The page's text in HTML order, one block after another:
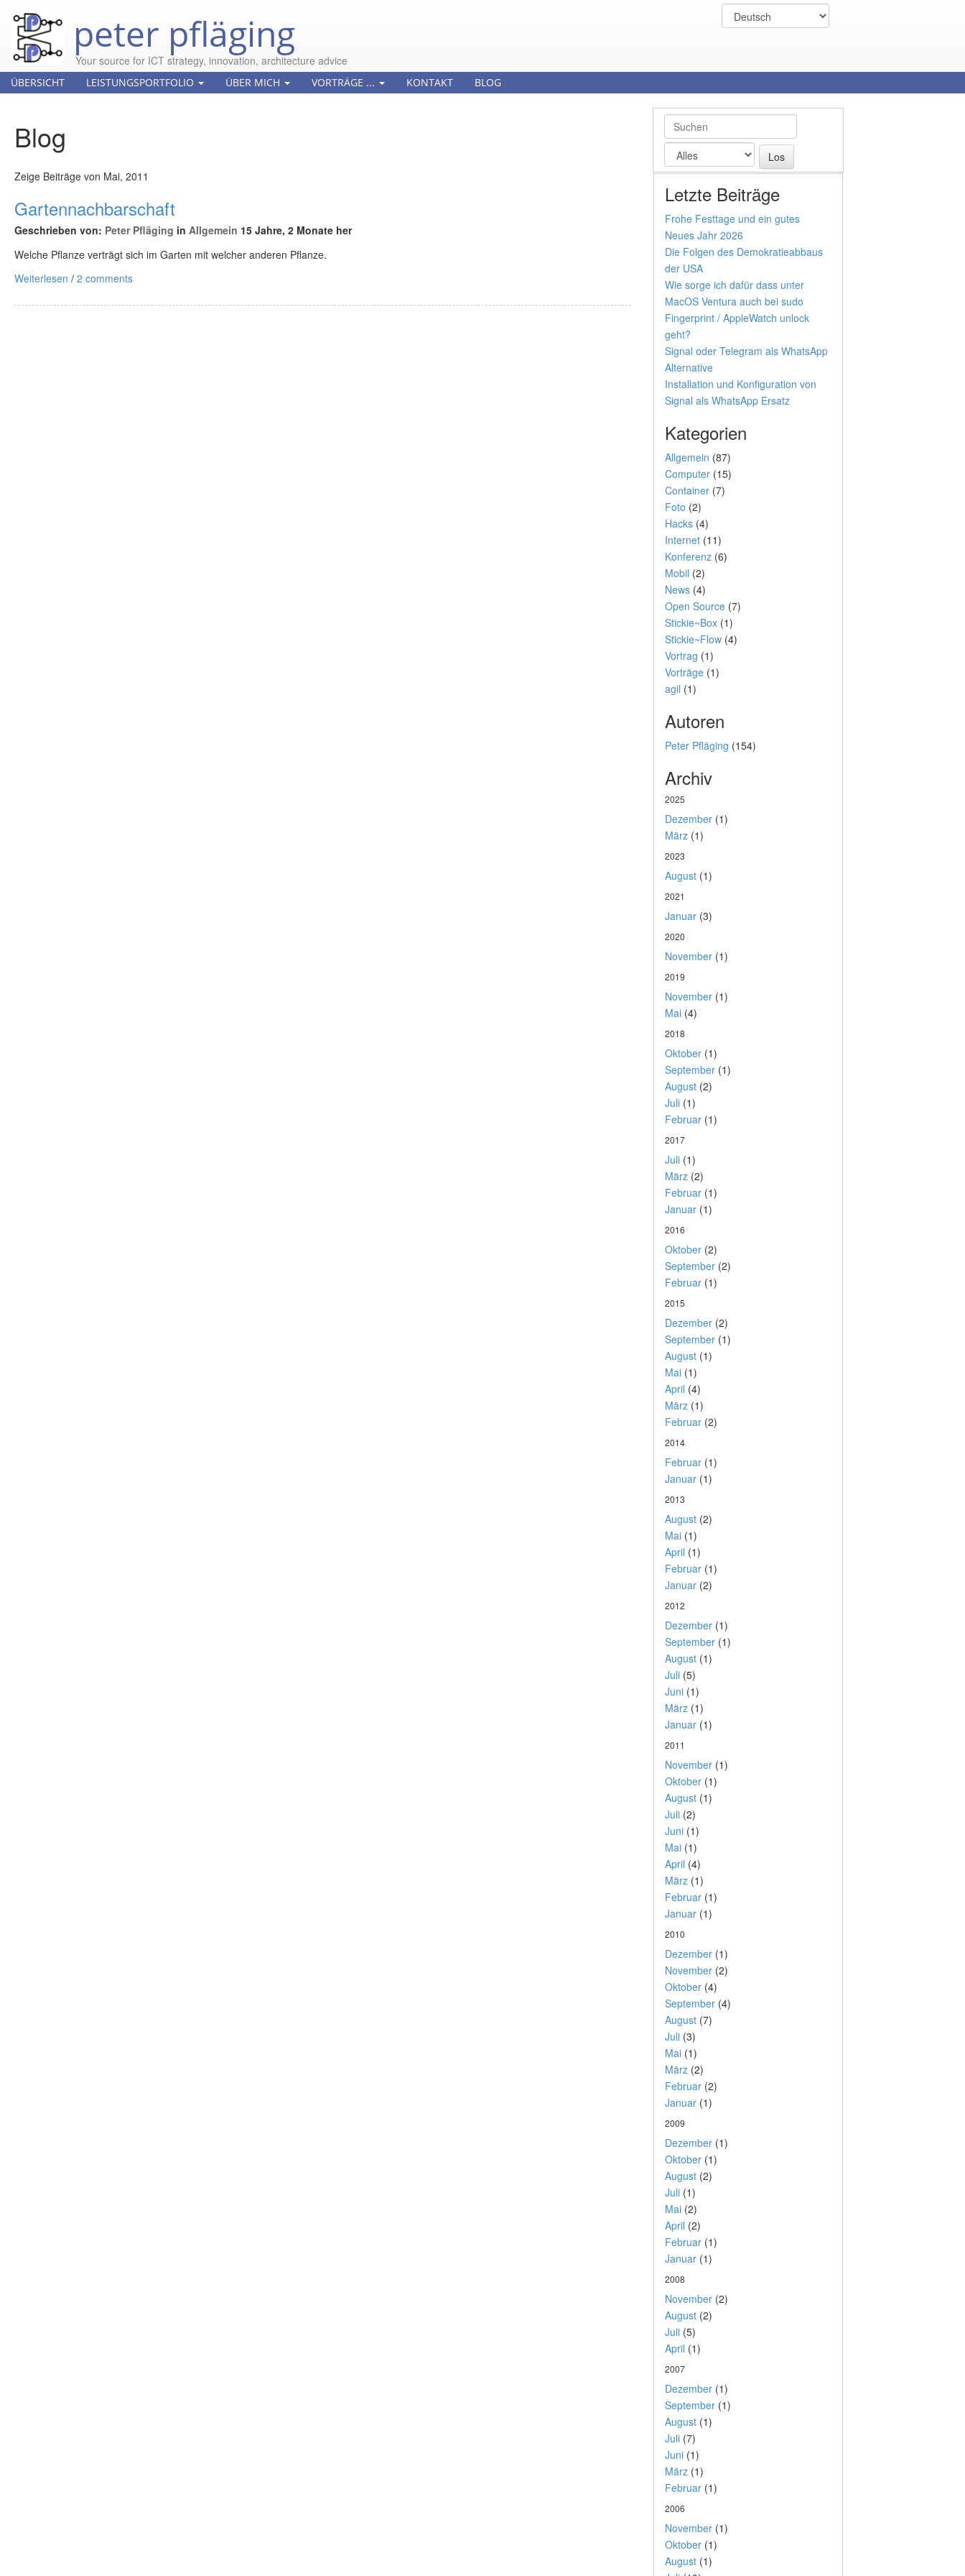
peter pfläging
Your source for ICT strategy, innovation, architecture advice
ÜBERSICHT LEISTUNGSPORTFOLIO ÜBER MICH VORTRÄGE ... KONTAKT BLOG
Blog
Zeige Beiträge von Mai, 2011
Gartennachbarschaft
Geschrieben von: Peter Pfläging in Allgemein 15 Jahre, 2 Monate her
Welche Pflanze verträgt sich im Garten mit welcher anderen Pflanze.
Weiterlesen / 2 comments
Letzte Beiträge
Frohe Festtage und ein gutes
Neues Jahr 2026
Die Folgen des Demokratieabbaus
der USA
Wie sorge ich dafür dass unter
MacOS Ventura auch bei sudo
Fingerprint / AppleWatch unlock
geht?
Signal oder Telegram als WhatsApp
Alternative
Installation und Konfiguration von
Signal als WhatsApp Ersatz
Kategorien
Allgemein (87)
Computer(15)
Container(7)
Foto (2)
Hacks(4)
Internet(11)
Konferenz(6)
Mobil (2)
News(4)
Open Source(7)
Stickie~Box(1)
Stickie~Flow(4)
Vortrag (1)
Vorträge(1)
agil (1)
Autoren
Peter Pfläging (154)
Archiv
2025
Dezember(1)
März(1)
2023
August(1)
2021
Januar(3)
2020
November(1)
2019
November(1)
Mai(4)
2018
Oktober(1)
September(1)
August(2)
Juli(1)
Februar(1)
2017
Juli(1)
März(2)
Februar(1)
Januar(1)
2016
Oktober(2)
September(2)
Februar(1)
2015
Dezember(2)
September(1)
August(1)
Mai(1)
April (4)
März(1)
Februar(2)
2014
Februar(1)
Januar(1)
2013
August(2)
Mai(1)
April (1)
Februar(1)
Januar(2)
2012
Dezember(1)
September(1)
August(1)
Juli(5)
Juni(1)
März(1)
Januar(1)
2011
November(1)
Oktober(1)
August(1)
Juli(2)
Juni(1)
Mai(1)
April (4)
März(1)
Februar(1)
Januar(1)
2010
Dezember(1)
November(2)
Oktober(4)
September(4)
August(7)
Juli(3)
Mai(1)
März(2)
Februar(2)
Januar(1)
2009
Dezember(1)
Oktober(1)
August(2)
Juli(1)
Mai(2)
April (2)
Februar(1)
Januar(1)
2008
November(2)
August(2)
Juli(5)
April (1)
2007
Dezember(1)
September(1)
August(1)
Juli(7)
Juni(1)
März(1)
Februar(1)
2006
November(1)
Oktober(1)
August(1)